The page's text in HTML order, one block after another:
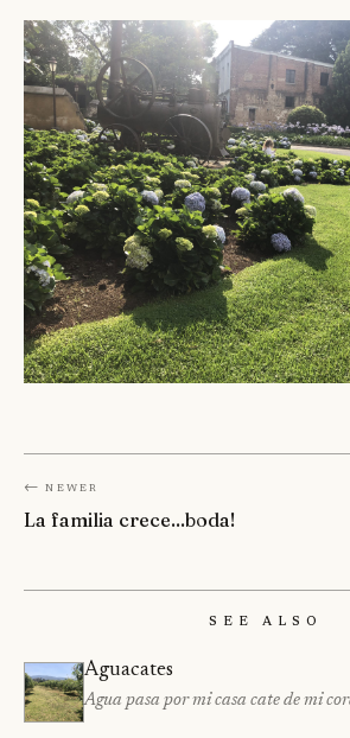
← Newer
La familia crece...boda!
See Also
Aguacates
Agua pasa por mi casa cate de mi